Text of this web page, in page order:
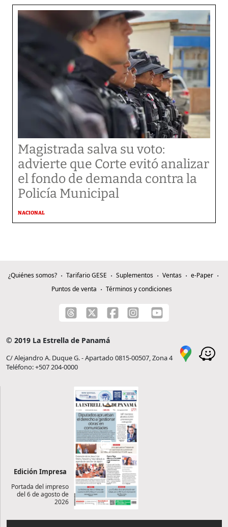
Magistrada salva su voto:
advierte que Corte evitó analizar
el fondo de demanda contra la
Policía Municipal
NACIONAL
¿Quiénes somos? Tarifario GESE Suplementos Ventas
e-Paper
Puntos de venta
Términos y condiciones
© 2019 La Estrella de Panamá
C/ Alejandro A. Duque G. - Apartado 0815-00507, Zona 4
Teléfono: +507 204-0000
Edición Impresa
Portada del impreso
del 6 de agosto de
2026